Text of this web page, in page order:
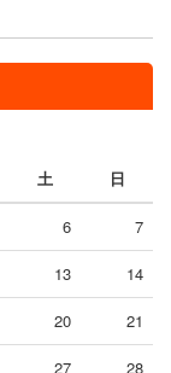
土 日
6 7
13 14
20 21
27 28